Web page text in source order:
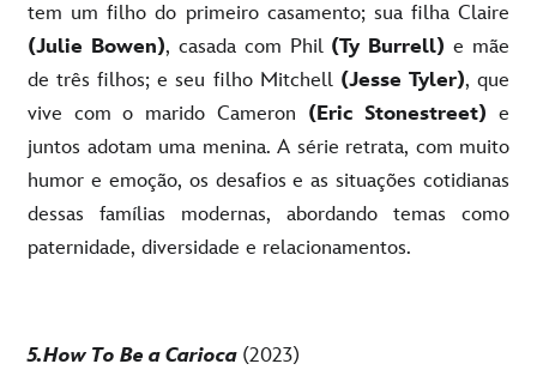
tem um filho do primeiro casamento; sua filha Claire
(Julie Bowen), casada com Phil (Ty Burrell) e mãe
de três filhos; e seu filho Mitchell (Jesse Tyler), que
vive com o marido Cameron (Eric Stonestreet) e
juntos adotam uma menina. A série retrata, com muito
humor e emoção, os desafios e as situações cotidianas
dessas famílias modernas, abordando temas como
paternidade, diversidade e relacionamentos.
5.How To Be a Carioca (2023)